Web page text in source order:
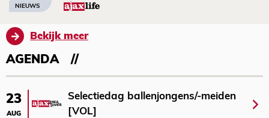
NIEUWS
Bekijk meer
AGENDA
23
AUG
Selectiedag ballenjongens/-meiden
[VOL]